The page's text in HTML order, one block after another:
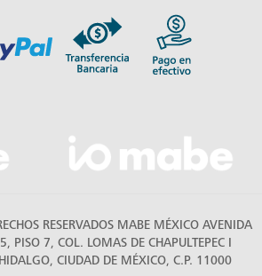
RESERVADOS MABE MÉXICO AVENIDA
PISO 7, COL. LOMAS DE CHAPULTEPEC I
CIUDAD DE MÉXICO, C.P. 11000